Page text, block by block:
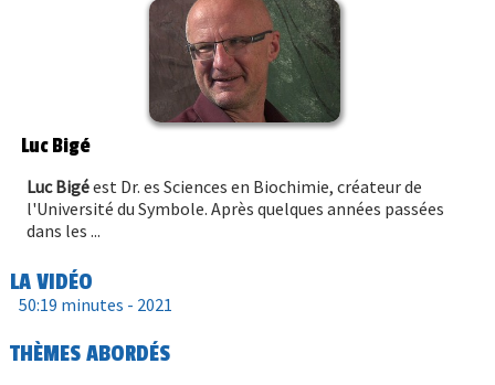
Luc Bigé
Luc Bigéest Dr. es Sciences en Biochimie, créateur de
l'Université du Symbole. Après quelques années passées
dans les ...
LA VIDÉO
50:19 minutes - 2021
THÈMES ABORDÉS